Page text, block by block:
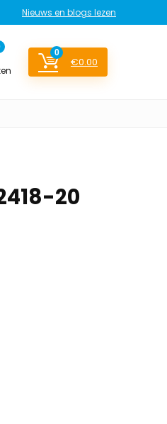
Nieuws en blogs lezen
0
€0.00
20